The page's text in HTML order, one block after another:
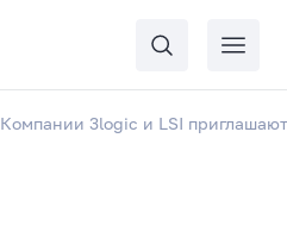
Компании 3logic и LSI